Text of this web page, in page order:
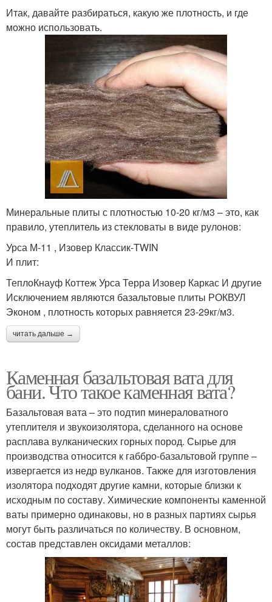
Итак, давайте разбираться, какую же плотность, и где
можно использовать.
Минеральные плиты с плотностью 10-20 кг/м3 – это, как
правило, утеплитель из стекловаты в виде рулонов:
Урса М-11 , Изовер Классик-TWIN
И плит:
ТеплоКнауф Коттеж Урса Терра Изовер Каркас И другие
Исключением являются базальтовые плиты РОКВУЛ
Эконом , плотность которых равняется 23-29кг/м3.
читать дальше →
Каменная базальтовая вата для
бани. Что такое каменная вата?
Базальтовая вата – это подтип минераловатного
утеплителя и звукоизолятора, сделанного на основе
расплава вулканических горных пород. Сырье для
производства относится к габбро-базальтовой группе –
извергается из недр вулканов. Также для изготовления
изолятора подходят другие камни, которые близки к
исходным по составу. Химические компоненты каменной
ваты примерно одинаковы, но в разных партиях сырья
могут быть различаться по количеству. В основном,
состав представлен оксидами металлов: